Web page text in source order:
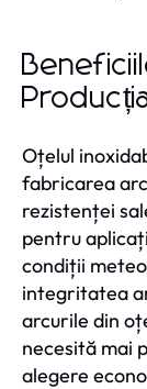
Oțelul
fabricarea
rezistenței
pentru
condiții
integritatea
arcurile din
necesită mai
alegere